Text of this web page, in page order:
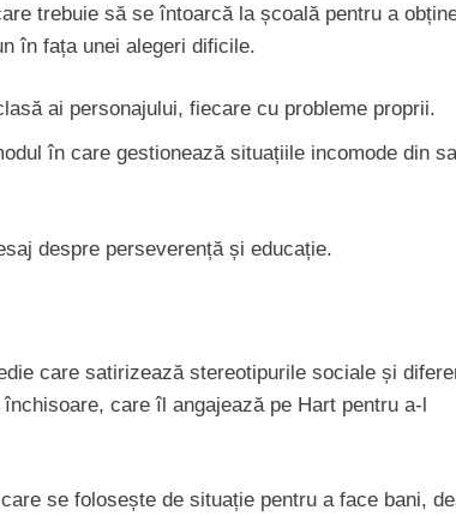
trebuie să se întoarcă la școală pentru a
în fața unei alegeri dificile.
ai personajului, fiecare cu probleme proprii.
în care gestionează situațiile incomode din
despre perseverență și educație.
care satirizează stereotipurile sociale și
care îl angajează pe Hart pentru a-l
se folosește de situație pentru a face bani,